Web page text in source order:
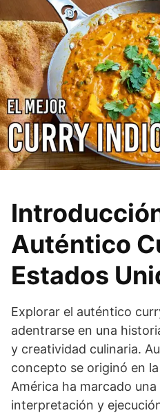
Auténtico
Estados
Explorar el auténtico
adentrarse en una
y creatividad culinaria.
concepto se originó en
América ha marcado
interpretación y